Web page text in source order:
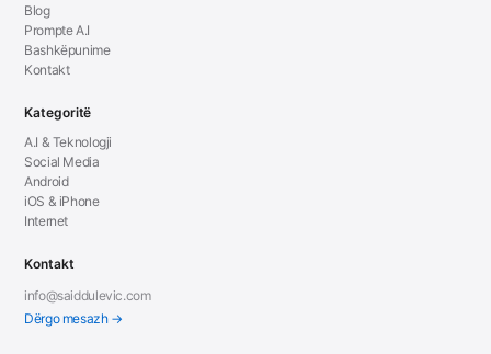
Blog
Prompte A.I
Bashkëpunime
Kontakt
Kategoritë
A.I & Teknologji
Social Media
Android
iOS & iPhone
Internet
Kontakt
info@saiddulevic.com
Dërgo mesazh →